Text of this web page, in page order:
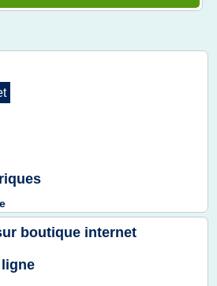
boutique internet